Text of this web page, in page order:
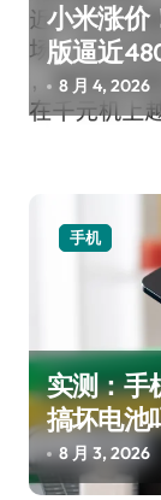
小米涨价
版逼近
8 月 4, 2026
手机
实测：手
搞坏电池
8 月 3, 2026